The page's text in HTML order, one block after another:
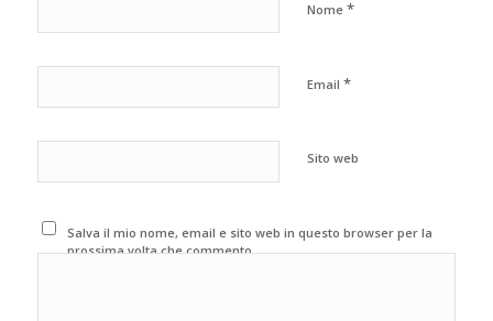
Nome *
Email *
Sito web
Salva il mio nome, email e sito web in questo browser per la
prossima volta che commento.